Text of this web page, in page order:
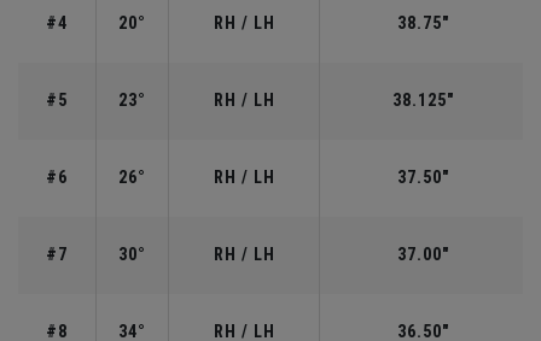
#4 20° RH / LH 38.75"
#5 23° RH / LH 38.125"
#6 26° RH / LH 37.50"
#7 30° RH / LH 37.00"
#8 34° RH / LH 36.50"